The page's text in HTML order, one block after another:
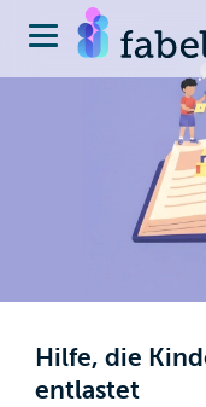
Hilfe, die
entlastet